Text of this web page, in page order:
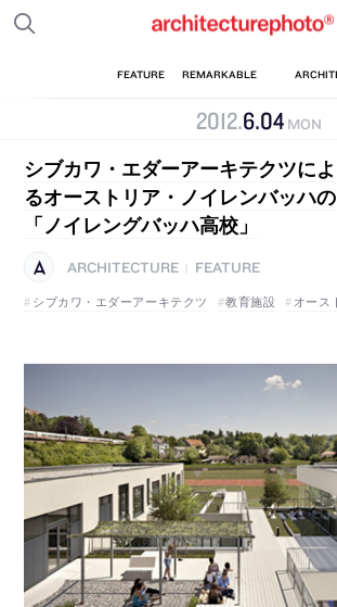
2012.6.04 MON
シブカワ・エダーアーキテクツによ
るオーストリア・ノイレンバッハの
「ノイレングバッハ高校」
ARCHITECTURE
FEATURE
シブカワ・エダーアーキテクツ
教育施設 オース